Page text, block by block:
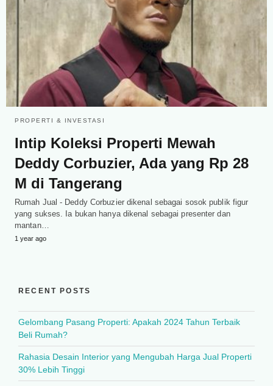
PROPERTI & INVESTASI
Intip Koleksi Properti Mewah
Deddy Corbuzier, Ada yang Rp 28
M di Tangerang
Rumah Jual - Deddy Corbuzier dikenal sebagai sosok publik figur
yang sukses. Ia bukan hanya dikenal sebagai presenter dan
mantan…
1 year ago
RECENT POSTS
Gelombang Pasang Properti: Apakah 2024 Tahun Terbaik
Beli Rumah?
Rahasia Desain Interior yang Mengubah Harga Jual Properti
30% Lebih Tinggi